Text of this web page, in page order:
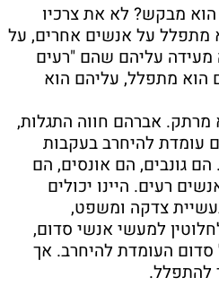
מבקש? לא את צרכיו
מתפלל על אנשים אחרים, על
עליהם שהם "רעים
הוא מתפלל, עליהם הוא
מרתק. אברהם חווה התגלות,
עומדת להיחרב בעקבות
גונבים, הם אונסים, הם
רעים. היינו יכולים
צדקה ומשפט,
למעשי אנשי סדום,
העומדת להיחרב. אך
להתפלל.